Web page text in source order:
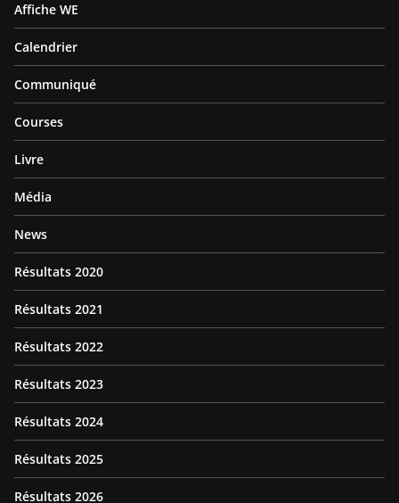
Affiche WE
Calendrier
Communiqué
Courses
Livre
Média
News
Résultats 2020
Résultats 2021
Résultats 2022
Résultats 2023
Résultats 2024
Résultats 2025
Résultats 2026